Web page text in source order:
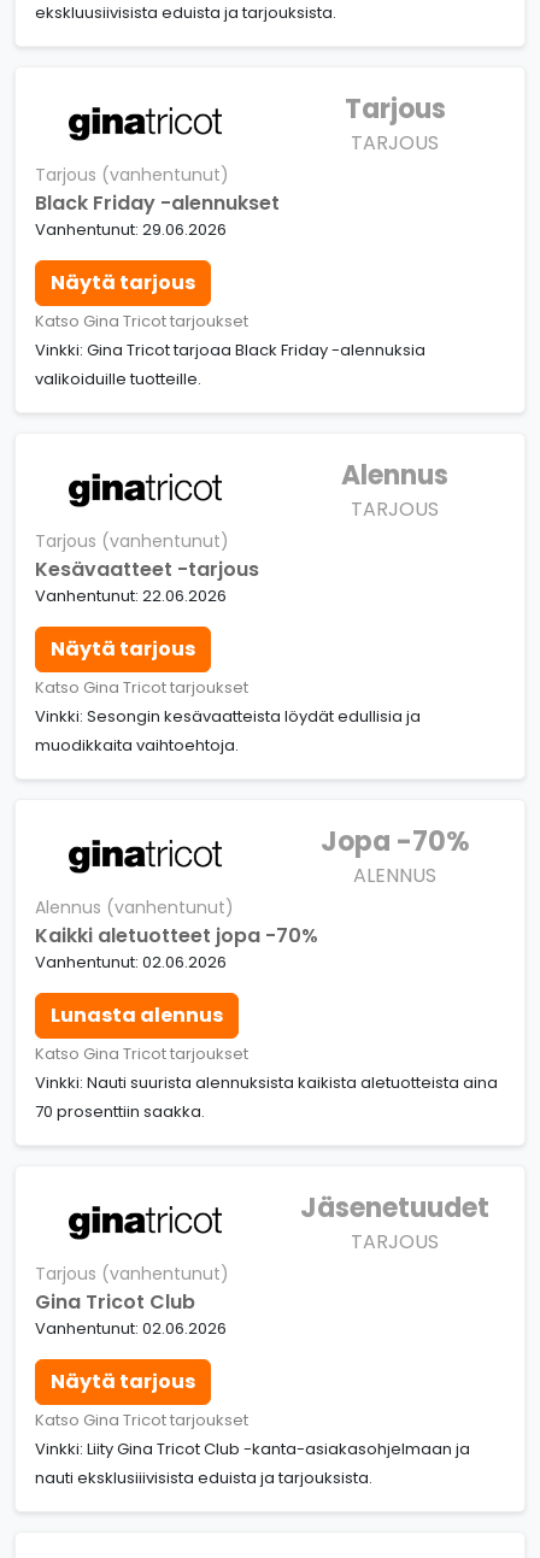
ekskluusiivisista eduista ja tarjouksista.
Tarjous
TARJOUS
Tarjous (vanhentunut)
Black Friday -alennukset
Vanhentunut: 29.06.2026
Näytä tarjous
Katso Gina Tricot tarjoukset
Vinkki: Gina Tricot tarjoaa Black Friday -alennuksia
valikoiduille tuotteille.
Alennus
TARJOUS
Tarjous (vanhentunut)
Kesävaatteet -tarjous
Vanhentunut: 22.06.2026
Näytä tarjous
Katso Gina Tricot tarjoukset
Vinkki: Sesongin kesävaatteista löydät edullisia ja
muodikkaita vaihtoehtoja.
Jopa -70%
ALENNUS
Alennus (vanhentunut)
Kaikki aletuotteet jopa -70%
Vanhentunut: 02.06.2026
Lunasta alennus
Katso Gina Tricot tarjoukset
Vinkki: Nauti suurista alennuksista kaikista aletuotteista aina
70 prosenttiin saakka.
Jäsenetuudet
TARJOUS
Tarjous (vanhentunut)
Gina Tricot Club
Vanhentunut: 02.06.2026
Näytä tarjous
Katso Gina Tricot tarjoukset
Vinkki: Liity Gina Tricot Club -kanta-asiakasohjelmaan ja
nauti eksklusiiivisista eduista ja tarjouksista.